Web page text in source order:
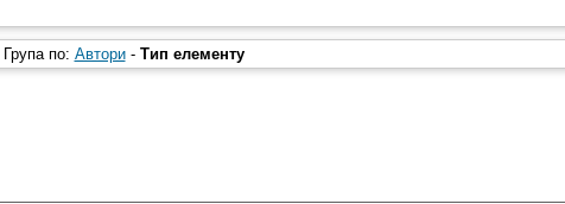
Група по: Автори- Тип елементу